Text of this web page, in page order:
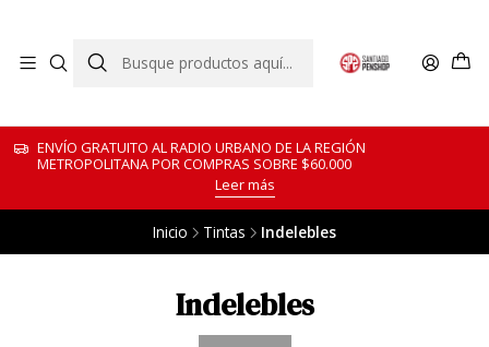
ENVÍO GRATUITO AL RADIO URBANO DE LA REGIÓN
METROPOLITANA POR COMPRAS SOBRE $60.000
Leer más
Inicio Tintas Indelebles
Indelebles